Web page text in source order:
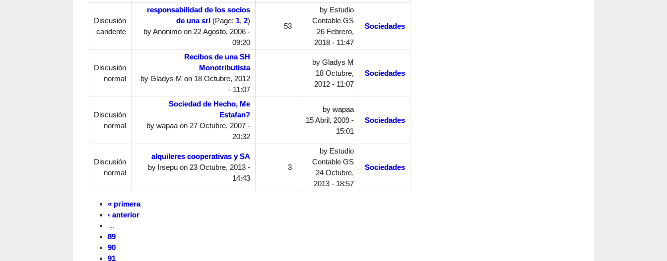
Discusión
candente
responsabilidad de los socios
de una srl (Page: 1, 2)
byAnonimoon 22 Agosto, 2006 -
09:20
53
by Estudio
Contable GS
26 Febrero,
2018 - 11:47
Sociedades
Discusión
normal
Recibos de una SH
Monotributista
by Gladys M on 18 Octubre, 2012
- 11:07
by Gladys M
18 Octubre,
2012 - 11:07
Sociedades
Discusión
normal
Sociedad de Hecho, Me
Estafan?
by wapaaon 27 Octubre, 2007 -
20:32
by wapaa
15 Abril, 2009 -
15:01
Sociedades
Discusión
normal
alquileres cooperativas y SA
by lrsepuon 23 Octubre, 2013 -
14:43
3
by Estudio
Contable GS
24 Octubre,
2013 - 18:57
Sociedades
« primera
‹ anterior
…
89
90
91